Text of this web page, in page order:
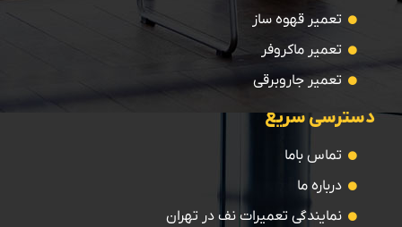
تعمیر قهوه ساز
تعمیر ماکروفر
تعمیر جاروبرقی
دسترسی سریع
تماس باما
درباره ما
نمایندگی تعمیرات نف در تهران